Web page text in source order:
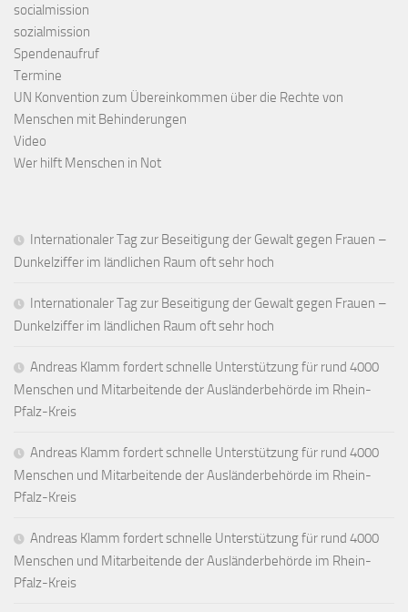
socialmission
sozialmission
Spendenaufruf
Termine
UN Konvention zum Übereinkommen über die Rechte von
Menschen mit Behinderungen
Video
Wer hilft Menschen in Not
Internationaler Tag zur Beseitigung der Gewalt gegen Frauen –
Dunkelziffer im ländlichen Raum oft sehr hoch
Internationaler Tag zur Beseitigung der Gewalt gegen Frauen –
Dunkelziffer im ländlichen Raum oft sehr hoch
Andreas Klamm fordert schnelle Unterstützung für rund 4000
Menschen und Mitarbeitende der Ausländerbehörde im Rhein-
Pfalz-Kreis
Andreas Klamm fordert schnelle Unterstützung für rund 4000
Menschen und Mitarbeitende der Ausländerbehörde im Rhein-
Pfalz-Kreis
Andreas Klamm fordert schnelle Unterstützung für rund 4000
Menschen und Mitarbeitende der Ausländerbehörde im Rhein-
Pfalz-Kreis